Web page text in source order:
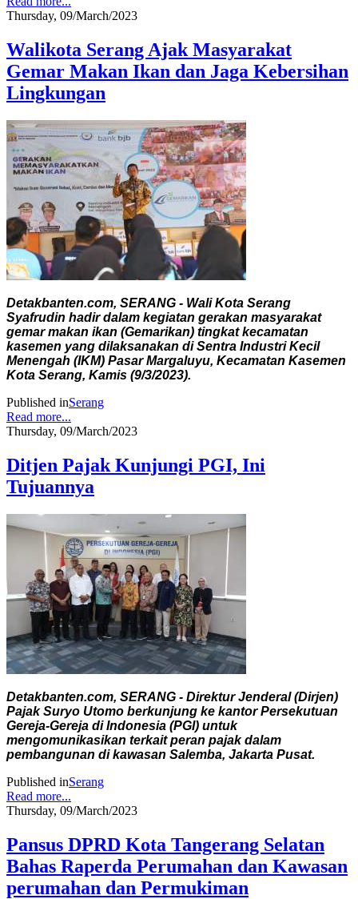
Thursday, 09/March/2023
Walikota Serang Ajak Masyarakat
Gemar Makan Ikan dan Jaga Kebersihan
Lingkungan
Detakbanten.com, SERANG - Wali Kota Serang
Syafrudin hadir dalam kegiatan gerakan masyarakat
gemar makan ikan (Gemarikan) tingkat kecamatan
kasemen yang dilaksanakan di Sentra Industri Kecil
Menengah (IKM) Pasar Margaluyu, Kecamatan Kasemen
Kota Serang, Kamis (9/3/2023).
Published inSerang
Read more...
Thursday, 09/March/2023
Ditjen Pajak Kunjungi PGI, Ini
Tujuannya
Detakbanten.com, SERANG - Direktur Jenderal (Dirjen)
Pajak Suryo Utomo berkunjung ke kantor Persekutuan
Gereja-Gereja di Indonesia (PGI) untuk
mengomunikasikan terkait peran pajak dalam
pembangunan di kawasan Salemba, Jakarta Pusat.
Published inSerang
Read more...
Thursday, 09/March/2023
Pansus DPRD Kota Tangerang Selatan
Bahas Raperda Perumahan dan Kawasan
perumahan dan Permukiman